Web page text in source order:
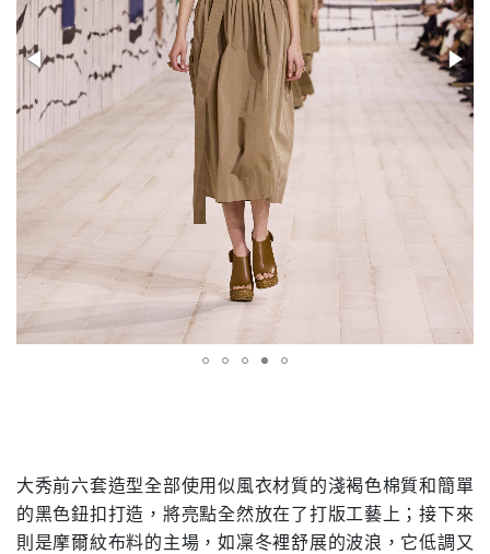
大秀前六套造型全部使用似風衣材質的淺褐色棉質和簡單
的黑色鈕扣打造，將亮點全然放在了打版工藝上；接下來
則是摩爾紋布料的主場，如凜冬裡舒展的波浪，它低調又